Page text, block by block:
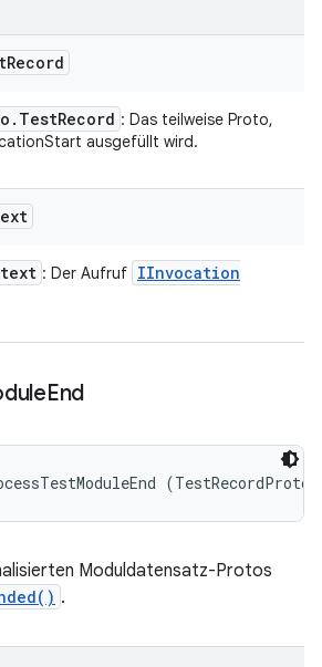
Record
. TestRecord : Das teilweise Proto,
ausgefüllt wird.
: Der Aufruf IInvocation
End
Moduldatensatz-Protos
.